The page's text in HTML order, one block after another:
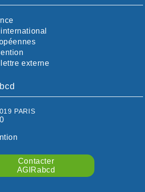
externe
PARIS
Contacter
AGIRabcd